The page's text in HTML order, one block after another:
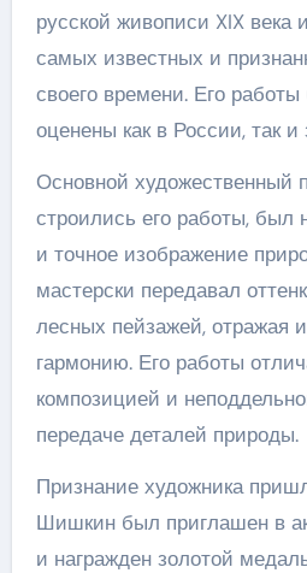
русской живописи XIX века
самых известных и
своего времени. Его
оценены как в России, так
Основной художественный
строились его работы, был
и точное изображение
мастерски передавал
лесных пейзажей, отражая
гармонию. Его работы
композицией и
передаче деталей природы.
Признание художника
Шишкин был приглашен в
и награжден золотой